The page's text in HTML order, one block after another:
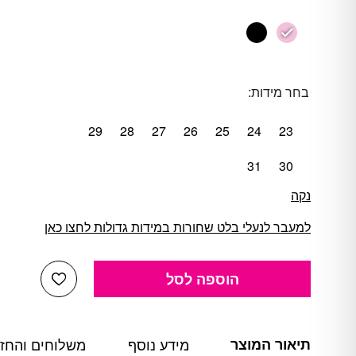
בחר מידות:
23
24
25
26
27
28
29
30
31
נקה
למעבר לנעלי בלט שחורות במידות גדולות לחצו כאן
כמות של נעלי בלט עור לילדות CAPEZIO דגם 205
הוספה לסל Wishlist
תיאור המוצר מידע נוסף משלוחים